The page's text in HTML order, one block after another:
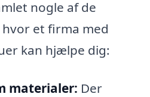
nogle af de
et firma med
kan hjælpe dig:
materialer: Der